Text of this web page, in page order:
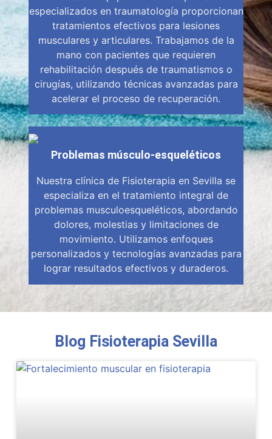
especializados en traumatología proporcionan
tratamientos efectivos para lesiones
musculares y articulares. Trabajamos de la
mano con pacientes que requieren
rehabilitación después de traumatismos o
cirugías, utilizando técnicas avanzadas para
acelerar el proceso de recuperación.
Problemas músculo-esqueléticos
Nuestra clínica de Fisioterapia en Sevilla se
especializa en el tratamiento integral de
problemas musculoesqueléticos, abordando
dolores, molestias y limitaciones de
movimiento. Utilizamos enfoques
personalizados y tecnologías avanzadas para
lograr resultados efectivos y duraderos.
Blog Fisioterapia Sevilla